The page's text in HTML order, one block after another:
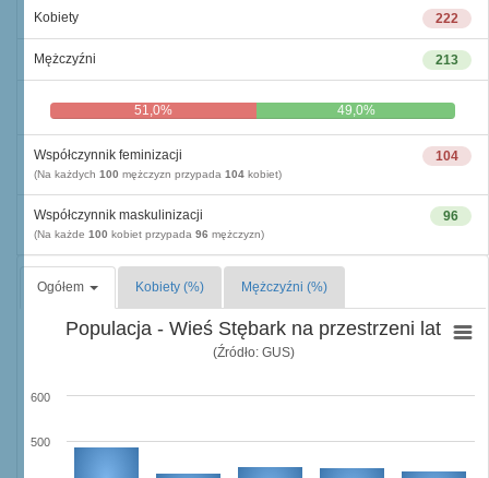
222
Kobiety
213
Mężczyźni
51,0% 49,0%
104
Współczynnik feminizacji
(Na każdych 100 mężczyzn przypada 104 kobiet)
96
Współczynnik maskulinizacji
(Na każde 100 kobiet przypada 96 mężczyzn)
Ogółem Kobiety (%) Mężczyźni (%)
Populacja - Wieś Stębark na przestrzeni lat
(Źródło: GUS)
500
600